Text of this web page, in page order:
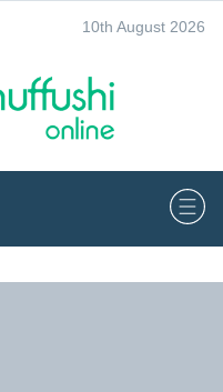
10th August 2026